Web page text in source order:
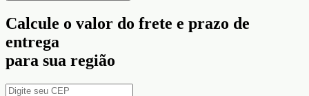
Calcule o valor do frete e prazo de
entrega
para sua região